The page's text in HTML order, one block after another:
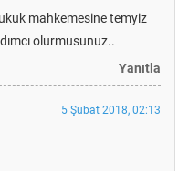
mahkemesine temyiz
olurmusunuz..
Yanıtla
5 Şubat 2018, 02:13